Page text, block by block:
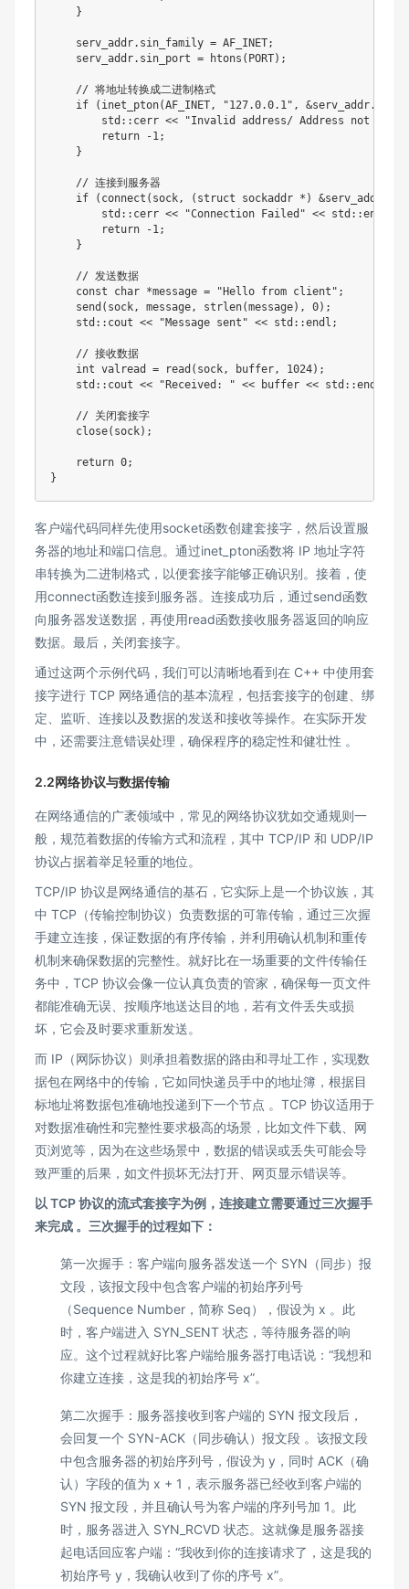
}
serv_addr.sin_family = AF_INET;
serv_addr.sin_port = htons(PORT);
// 将地址转换成二进制格式
if (inet_pton(AF_INET, "127.0.0.1",
std::cerr << "Invalid address/ Address not
return -1;
}
// 连接到服务器
if (connect(sock, (struct sockaddr *) &serv_addr,
std::cerr << "Connection Failed" << std::endl;
return -1;
}
// 发送数据
const char *message = "Hello from client";
send(sock, message, strlen(message), 0);
std::cout << "Message sent" << std::endl;
// 接收数据
int valread = read(sock, buffer, 1024);
std::cout << "Received: " << buffer << std::endl;
// 关闭套接字
close(sock);
return 0;
}
客户端代码同样先使用socket函数创建套接字，然后设置服
务器的地址和端口信息。通过inet_pton函数将 IP 地址字符
串转换为二进制格式，以便套接字能够正确识别。接着，使
用connect函数连接到服务器。连接成功后，通过send函数
向服务器发送数据，再使用read函数接收服务器返回的响应
数据。最后，关闭套接字。
通过这两个示例代码，我们可以清晰地看到在 C++ 中使用套
接字进行 TCP 网络通信的基本流程，包括套接字的创建、绑
定、监听、连接以及数据的发送和接收等操作。在实际开发
中，还需要注意错误处理，确保程序的稳定性和健壮性 。
2.2网络协议与数据传输
在网络通信的广袤领域中，常见的网络协议犹如交通规则一
般，规范着数据的传输方式和流程，其中 TCP/IP 和 UDP/IP
协议占据着举足轻重的地位。
TCP/IP 协议是网络通信的基石，它实际上是一个协议族，其
中 TCP（传输控制协议）负责数据的可靠传输，通过三次握
手建立连接，保证数据的有序传输，并利用确认机制和重传
机制来确保数据的完整性。就好比在一场重要的文件传输任
务中，TCP 协议会像一位认真负责的管家，确保每一页文件
都能准确无误、按顺序地送达目的地，若有文件丢失或损
坏，它会及时要求重新发送。
而 IP（网际协议）则承担着数据的路由和寻址工作，实现数
据包在网络中的传输，它如同快递员手中的地址簿，根据目
标地址将数据包准确地投递到下一个节点 。TCP 协议适用于
对数据准确性和完整性要求极高的场景，比如文件下载、网
页浏览等，因为在这些场景中，数据的错误或丢失可能会导
致严重的后果，如文件损坏无法打开、网页显示错误等。
以 TCP 协议的流式套接字为例，连接建立需要通过三次握手
来完成 。三次握手的过程如下：
第一次握手：客户端向服务器发送一个 SYN（同步）报
文段，该报文段中包含客户端的初始序列号
（Sequence Number，简称 Seq），假设为 x 。此
时，客户端进入 SYN_SENT 状态，等待服务器的响
应。这个过程就好比客户端给服务器打电话说：“我想和
你建立连接，这是我的初始序号 x”。
第二次握手：服务器接收到客户端的 SYN 报文段后，
会回复一个 SYN-ACK（同步确认）报文段 。该报文段
中包含服务器的初始序列号，假设为 y，同时 ACK（确
认）字段的值为 x + 1，表示服务器已经收到客户端的
SYN 报文段，并且确认号为客户端的序列号加 1。此
时，服务器进入 SYN_RCVD 状态。这就像是服务器接
起电话回应客户端：“我收到你的连接请求了，这是我的
初始序号 y，我确认收到了你的序号 x”。